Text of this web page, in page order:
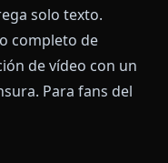
solo texto.
completo de
de vídeo con un
Para fans del